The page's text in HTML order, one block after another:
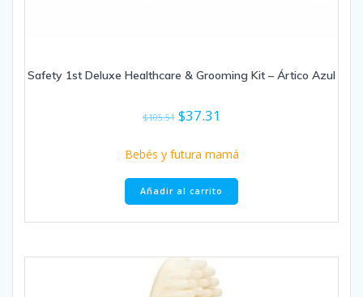
Safety 1st Deluxe Healthcare & Grooming Kit – Ártico Azul
$105.51 El
original
$105.51.
$37.31
actual
$37.31.
Bebés y futura mamá
Añadir al carrito